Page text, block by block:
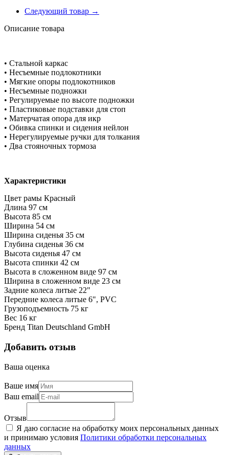
Следующий товар →
Описание товара
• Стальной каркас
• Несъемные подлокотники
• Мягкие опоры подлокотников
• Несъемные подножки
• Регулируемые по высоте подножки
• Пластиковые подставки для стоп
• Матерчатая опора для икр
• Обивка спинки и сидения нейлон
• Нерегулируемые ручки для толкания
• Два стояночных тормоза
Характеристики
Цвет рамы Красный
Длина 97 см
Высота 85 см
Ширина 54 см
Ширина сиденья 35 см
Глубина сиденья 36 см
Высота сиденья 47 см
Высота спинки 42 см
Высота в сложенном виде 97 см
Ширина в сложенном виде 23 см
Задние колеса литые 22"
Передние колеса литые 6", PVC
Грузоподъемность 75 кг
Вес 16 кг
Бренд Titan Deutschland GmbH
Добавить отзыв
Ваша оценка
Ваше имя
Ваш email
Отзыв
Я даю согласие на обработку моих персональных данных
и принимаю условия Политики обработки персональных
данных